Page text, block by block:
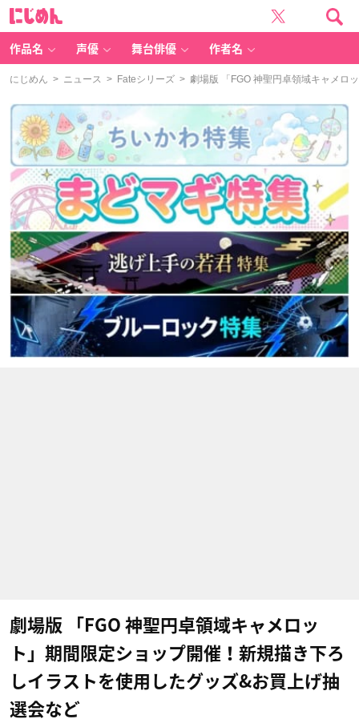
作品名 声優 舞台俳優 作者名
にじめん > ニュース > Fateシリーズ > 劇場版 「FGO 神聖円卓領域キャメロ
劇場版 「FGO 神聖円卓領域キャメロッ
ト」期間限定ショップ開催！新規描き下ろ
しイラストを使用したグッズ&お買上げ抽
選会など